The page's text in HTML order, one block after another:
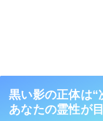
黒い影の正体は“
あなたの霊性が